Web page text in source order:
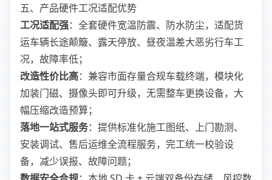
五、产品硬件工况适配优势
工况适配强：全套硬件宽温防震、防水防尘，适配货
运车辆长途颠簸、露天停放、昼夜温差大恶劣行车工
况，故障率低；
改造性价比高：兼容市面存量合规车载终端，模块化
加装门磁、摄像头即可升级，无需整车更换设备，大
幅压缩改造预算；
落地一站式服务：提供标准化施工图纸、上门勘测、
安装调试、售后运维全流程服务，完工统一校验设
备，减少误报、故障问题；